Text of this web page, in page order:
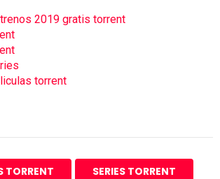
2019 gratis torrent
torrent
TORRENT SERIES TORRENT